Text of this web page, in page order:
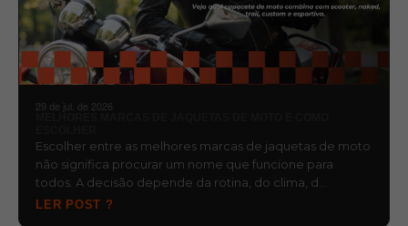
29 de jul. de 2026
Escolher entre as melhores marcas de jaquetas de moto
não significa procurar um nome que funcione para
todos. A decisão depende da rotina, do clima, d…
LER POST ?